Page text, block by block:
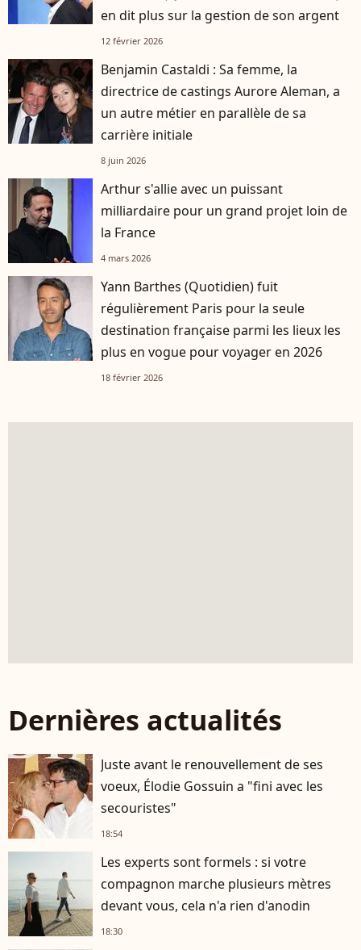
en dit plus sur la gestion de son argent
12 février 2026
Benjamin Castaldi : Sa femme, la
directrice de castings Aurore Aleman, a
un autre métier en parallèle de sa
carrière initiale
8 juin 2026
Arthur s'allie avec un puissant
milliardaire pour un grand projet loin de
la France
4 mars 2026
Yann Barthes (Quotidien) fuit
régulièrement Paris pour la seule
destination française parmi les lieux les
plus en vogue pour voyager en 2026
18 février 2026
Dernières actualités
Juste avant le renouvellement de ses
voeux, Élodie Gossuin a "fini avec les
secouristes"
18:54
Les experts sont formels : si votre
compagnon marche plusieurs mètres
devant vous, cela n'a rien d'anodin
18:30